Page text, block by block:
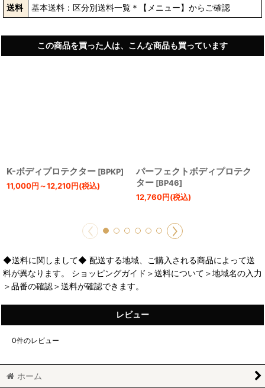
送料
基本送料：区分別送料一覧＊【メニュー】からご確認
この商品を買った人は、こんな商品も買っています
K-ボディプロテクター [BPKP]
11,000円～12,210円(税込)
パーフェクトボディプロテク
ター [BP46]
12,760円(税込)
◆送料に関しまして◆ 配送する地域、ご購入される商品によって送
料が異なります。 ショッピングガイド＞送料について＞地域名の入力
＞品番の確認＞送料が確認できます。
レビュー
0件のレビュー
ホーム